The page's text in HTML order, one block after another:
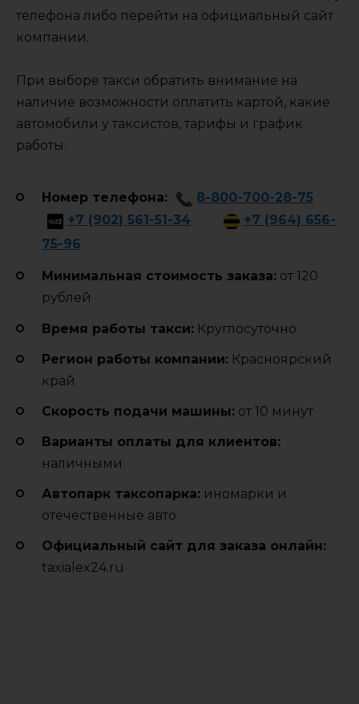
телефона либо перейти на официальный сайт
компании.
При выборе такси обратить внимание на
наличие возможности оплатить картой, какие
автомобили у таксистов, тарифы и график
работы.
Номер телефона:
8-800-700-28-75
+7 (902) 561-51-34
+7 (964) 656-
75-96
Минимальная стоимость заказа: от 120
рублей
Время работы такси: Круглосуточно
Регион работы компании: Красноярский
край
Cкорость подачи машины: от 10 минут
Варианты оплаты для клиентов:
наличными
Автопарк таксопарка: иномарки и
отечественные авто
Официальный сайт для заказа онлайн:
taxialex24.ru